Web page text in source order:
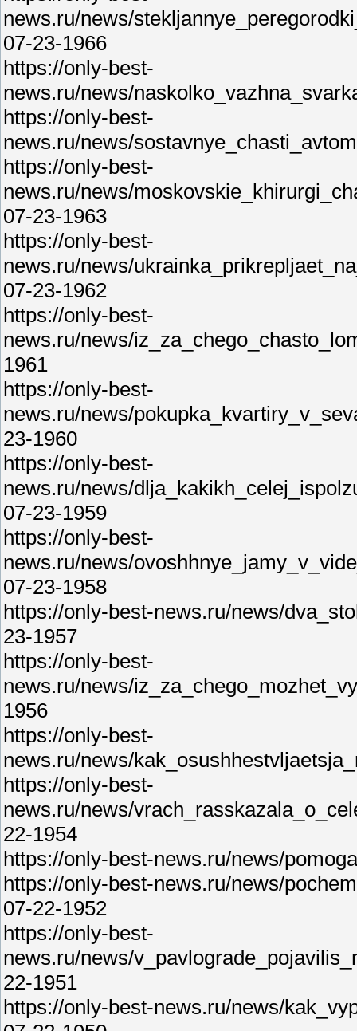
news.ru/news/
07-23-1966
https://only-best-
news.ru/news/
https://only-best-
news.ru/news/
https://only-best-
news.ru/news/
07-23-1963
https://only-best-
news.ru/news/
07-23-1962
https://only-best-
news.ru/news/
1961
https://only-best-
news.ru/news/
23-1960
https://only-best-
news.ru/news/
07-23-1959
https://only-best-
news.ru/news/
07-23-1958
https://only-best-news.ru/news/
23-1957
https://only-best-
news.ru/news/
1956
https://only-best-
news.ru/news/
https://only-best-
news.ru/news/
22-1954
https://only-best-news.ru/news/
https://only-best-news.ru/news/
07-22-1952
https://only-best-
news.ru/news/
22-1951
https://only-best-news.ru/news/